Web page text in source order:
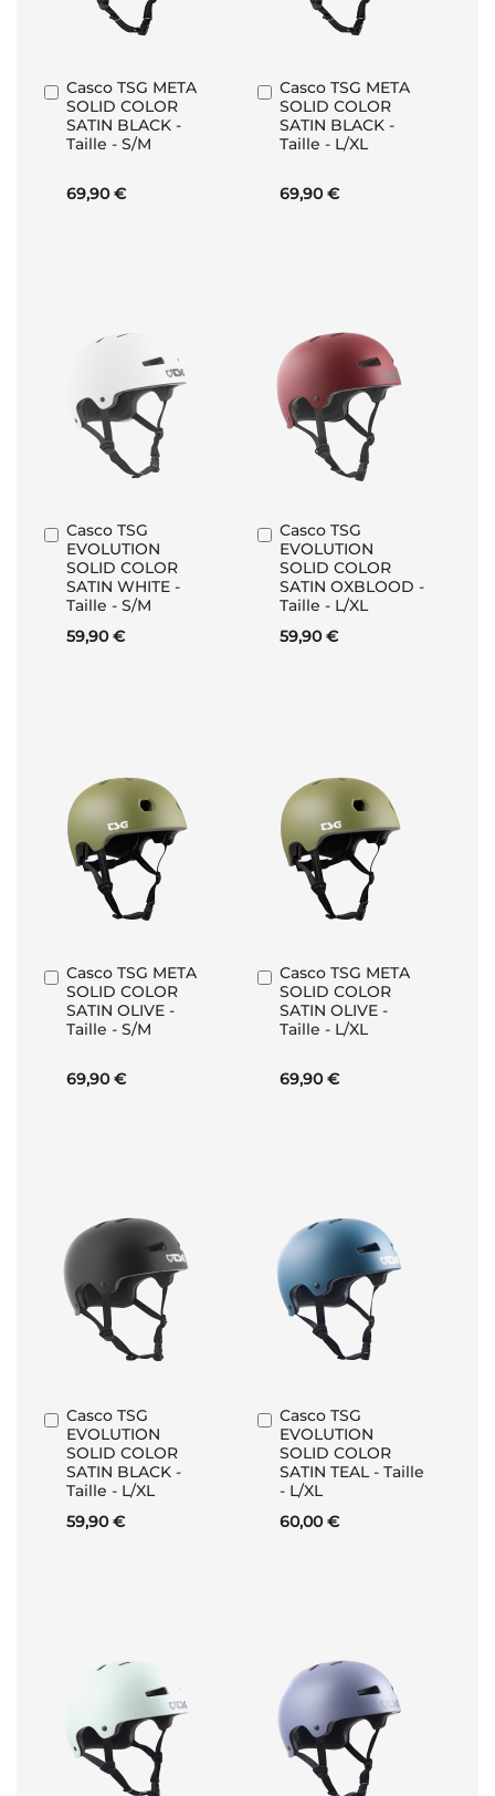
Casco TSG META
SOLID COLOR
SATIN BLACK -
Taille - S/M
69,90 €
Aggiungi
al
Carrello
Casco TSG META
SOLID COLOR
SATIN BLACK -
Taille - L/XL
69,90 €
Aggiungi
al
Carrello
Casco TSG
EVOLUTION
SOLID COLOR
SATIN WHITE -
Taille - S/M
59,90 €
Aggiungi
al
Carrello
Casco TSG
EVOLUTION
SOLID COLOR
SATIN OXBLOOD -
Taille - L/XL
59,90 €
Aggiungi
al
Carrello
Casco TSG META
SOLID COLOR
SATIN OLIVE -
Taille - S/M
69,90 €
Aggiungi
al
Carrello
Casco TSG META
SOLID COLOR
SATIN OLIVE -
Taille - L/XL
69,90 €
Aggiungi
al
Carrello
Casco TSG
EVOLUTION
SOLID COLOR
SATIN BLACK -
Taille - L/XL
59,90 €
Aggiungi
al
Carrello
Casco TSG
EVOLUTION
SOLID COLOR
SATIN TEAL - Taille
- L/XL
60,00 €
Aggiungi
al
Carrello